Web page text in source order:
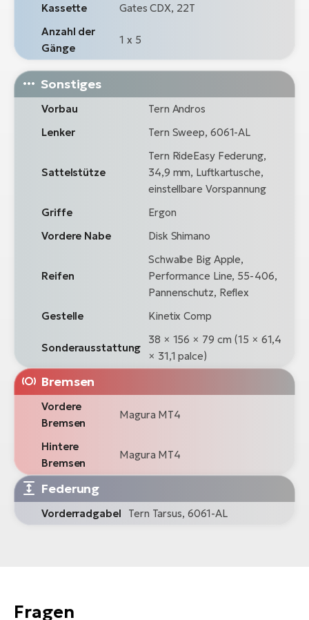
Kassette
Gates CDX, 22T
Anzahl der
Gänge
1 x 5
Sonstiges
Vorbau
Tern Andros
Lenker
Tern Sweep, 6061-AL
Sattelstütze
Tern RideEasy Federung,
34,9 mm, Luftkartusche,
einstellbare Vorspannung
Griffe
Ergon
Vordere Nabe
Disk Shimano
Reifen
Schwalbe Big Apple,
Performance Line, 55-406,
Pannenschutz, Reflex
Gestelle
Kinetix Comp
Sonderausstattung
38 × 156 × 79 cm (15 × 61,4
× 31,1 palce)
Bremsen
Vordere
Bremsen
Magura MT4
Hintere
Bremsen
Magura MT4
Federung
Vorderradgabel Tern Tarsus, 6061-AL
Fragen